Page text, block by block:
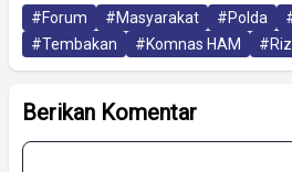
#Forum #Masyarakat #Polda
#Tembakan
#Komnas HAM
Berikan Komentar